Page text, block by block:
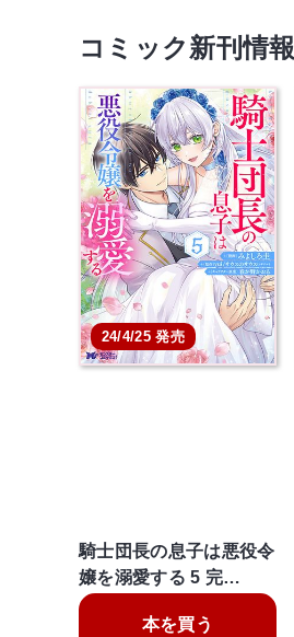
コミック新刊情報
24/4/25 発売
騎士団長の息子は悪役令
嬢を溺愛する 5 完…
本を買う